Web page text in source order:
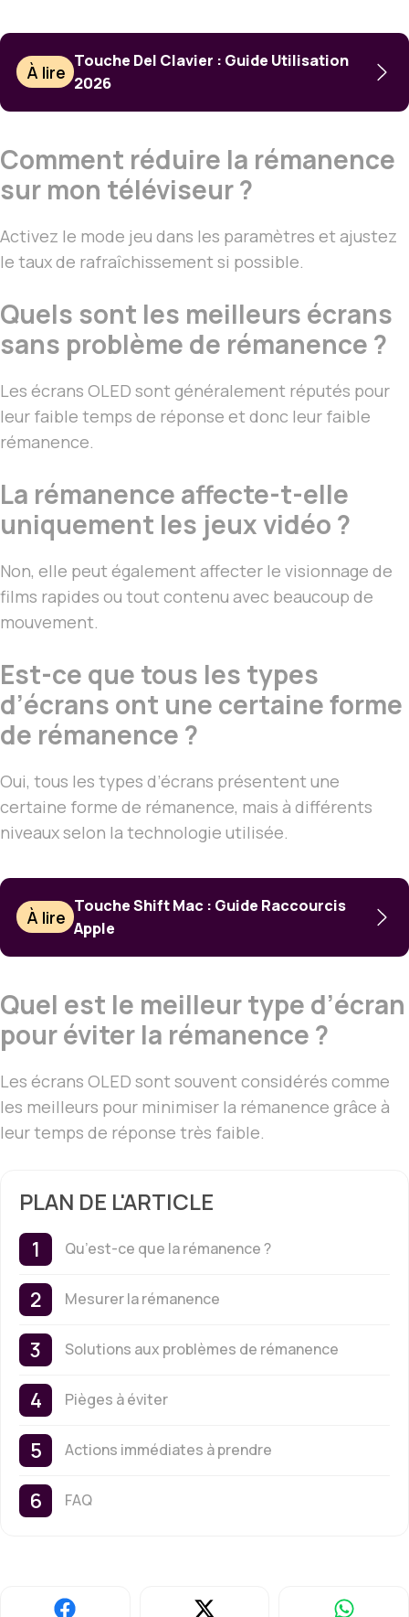
À lire
Touche Del Clavier : Guide Utilisation
2026
Comment réduire la rémanence
sur mon téléviseur ?
Activez le mode jeu dans les paramètres et ajustez
le taux de rafraîchissement si possible.
Quels sont les meilleurs écrans
sans problème de rémanence ?
Les écrans OLED sont généralement réputés pour
leur faible temps de réponse et donc leur faible
rémanence.
La rémanence affecte-t-elle
uniquement les jeux vidéo ?
Non, elle peut également affecter le visionnage de
films rapides ou tout contenu avec beaucoup de
mouvement.
Est-ce que tous les types
d’écrans ont une certaine forme
de rémanence ?
Oui, tous les types d’écrans présentent une
certaine forme de rémanence, mais à différents
niveaux selon la technologie utilisée.
À lire
Touche Shift Mac : Guide Raccourcis
Apple
Quel est le meilleur type d’écran
pour éviter la rémanence ?
Les écrans OLED sont souvent considérés comme
les meilleurs pour minimiser la rémanence grâce à
leur temps de réponse très faible.
PLAN DE L'ARTICLE
Qu’est-ce que la rémanence ?
Mesurer la rémanence
Solutions aux problèmes de rémanence
Pièges à éviter
Actions immédiates à prendre
FAQ